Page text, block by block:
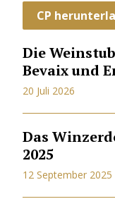
CP
Die
Bevaix und
20 Juli 2026
Das
2025
12 September 2025